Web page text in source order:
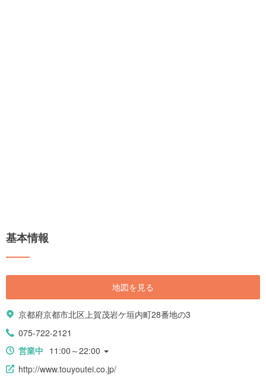
基本情報
地図を見る
京都府京都市北区上賀茂岩ケ垣内町28番地の3
075-722-2121
営業中 11:00～22:00
http://www.touyoutei.co.jp/